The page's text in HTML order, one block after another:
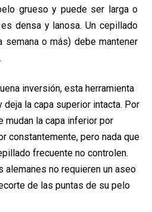
grueso y puede ser larga o
densa y lanosa. Un cepillado
semana o más) debe mantener
inversión, esta herramienta
la capa superior intacta. Por
mudan la capa inferior por
constantemente, pero nada que
frecuente no controlen.
alemanes no requieren un aseo
de las puntas de su pelo